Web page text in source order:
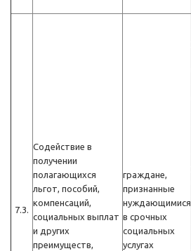
7.3.
Содействие в
получении
полагающихся
льгот, пособий,
компенсаций,
социальных выплат
и других
преимуществ,
граждане,
признанные
нуждающимися
в срочных
социальных
услугах